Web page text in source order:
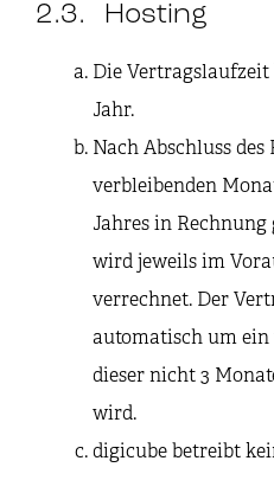
2.3. Hosting
Die
Jahr.
Nach Abschluss
verbleibenden
Jahres in Rechnung
wird jeweils im
verrechnet. Der
automatisch um ein
dieser nicht 3
wird.
digicube betreibt